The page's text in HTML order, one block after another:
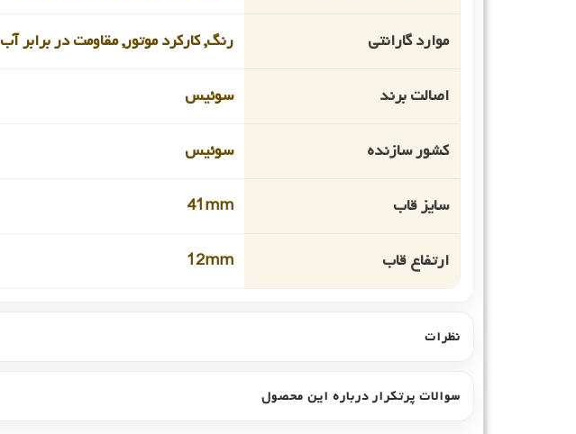
موارد گارانتی رنگ, کارکرد موتور, مقاومت در برابر آب
اصالت برند سوئیس
کشور سازنده سوئیس
سایز قاب 41mm
ارتفاع قاب 12mm
نظرات
سوالات پرتکرار درباره این محصول